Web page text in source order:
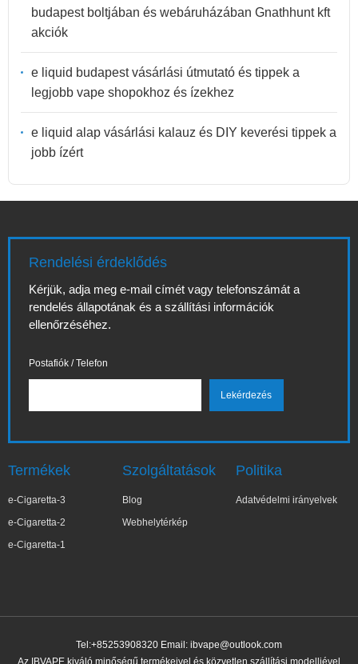
budapest boltjában és webáruházában Gnathhunt kft
akciók
e liquid budapest vásárlási útmutató és tippek a
legjobb vape shopokhoz és ízekhez
e liquid alap vásárlási kalauz és DIY keverési tippek a
jobb ízért
Rendelési érdeklődés
Kérjük, adja meg e-mail címét vagy telefonszámát a
rendelés állapotának és a szállítási információk
ellenőrzéséhez.
Postafiók / Telefon
Termékek
e-Cigaretta-3
e-Cigaretta-2
e-Cigaretta-1
Szolgáltatások
Blog
Webhelytérkép
Politika
Adatvédelmi irányelvek
Tel:+85253908320 Email: ibvape@outlook.com
Az IBVAPE kiváló minőségű termékeivel és közvetlen szállítási modelljével